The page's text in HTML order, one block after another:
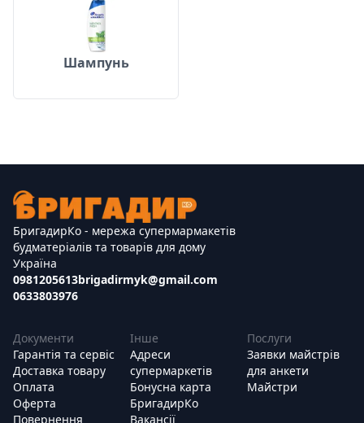
Шампунь
БригадирКо - мережа супермармакетів
будматеріалів та товарів для дому
Україна
0981205613
0633803976
brigadirmyk@gmail.com
Документи
Гарантія та сервіс
Доставка товару
Оплата
Оферта
Повернення
Інше
Адреси
супермаркетів
Бонусна карта
БригадирКо
Вакансії
Послуги
Заявки майстрів
для анкети
Майстри